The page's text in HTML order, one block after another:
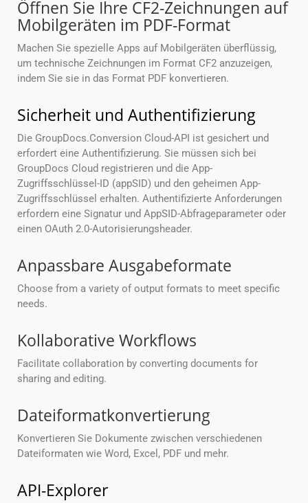
Öffnen Sie Ihre CF2-Zeichnungen auf
Mobilgeräten im PDF-Format
Machen Sie spezielle Apps auf Mobilgeräten überflüssig,
um technische Zeichnungen im Format CF2 anzuzeigen,
indem Sie sie in das Format PDF konvertieren.
Sicherheit und Authentifizierung
Die GroupDocs.Conversion Cloud-API ist gesichert und
erfordert eine Authentifizierung. Sie müssen sich bei
GroupDocs Cloud registrieren und die App-
Zugriffsschlüssel-ID (appSID) und den geheimen App-
Zugriffsschlüssel erhalten. Authentifizierte Anforderungen
erfordern eine Signatur und AppSID-Abfrageparameter oder
einen OAuth 2.0-Autorisierungsheader.
Anpassbare Ausgabeformate
Choose from a variety of output formats to meet specific
needs.
Kollaborative Workflows
Facilitate collaboration by converting documents for
sharing and editing.
Dateiformatkonvertierung
Konvertieren Sie Dokumente zwischen verschiedenen
Dateiformaten wie Word, Excel, PDF und mehr.
API-Explorer